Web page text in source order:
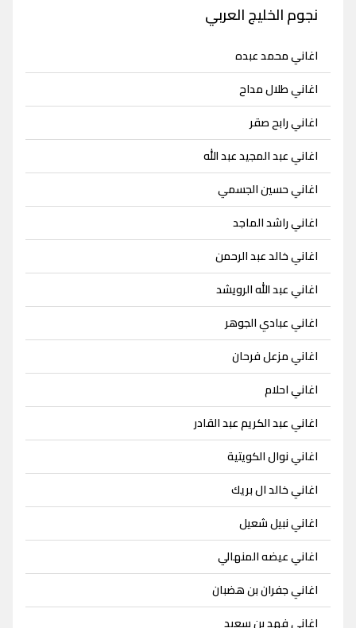
نجوم الخليج العربي
اغاني محمد عبده
اغاني طلال مداح
اغاني رابح صقر
اغاني عبد المجيد عبد الله
اغاني حسين الجسمي
اغاني راشد الماجد
اغاني خالد عبد الرحمن
اغاني عبد الله الرويشد
اغاني عبادي الجوهر
اغاني مزعل فرحان
اغاني احلام
اغاني عبد الكريم عبد القادر
اغاني نوال الكويتية
اغاني خالد ال بريك
اغاني نبيل شعيل
اغاني عيضه المنهالي
اغاني جفران بن هضبان
اغاني فهد بن سعيد